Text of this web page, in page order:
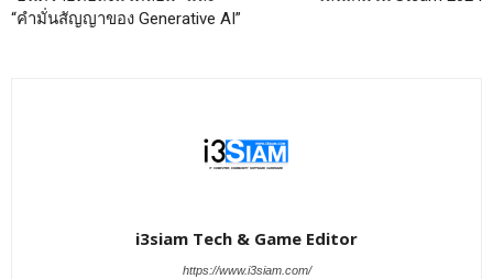
“คำมั่นสัญญาของ Generative AI”
i3siam Tech & Game Editor
https://www.i3siam.com/